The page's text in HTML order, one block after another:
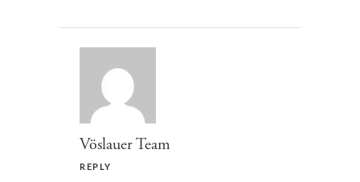
Vöslauer Team
REPLY